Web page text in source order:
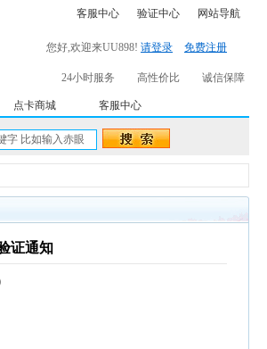
客服中心 验证中心 网站导航
您好,欢迎来UU898! 请登录 免费注册
24小时服务 高性价比 诚信保障
点卡商城 客服中心
证通知